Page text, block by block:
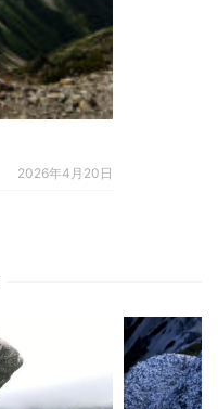
2026年4月20日